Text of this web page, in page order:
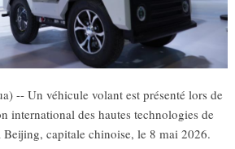
-- Un véhicule volant est présenté lors de
international des hautes technologies de
capitale chinoise, le 8 mai 2026.